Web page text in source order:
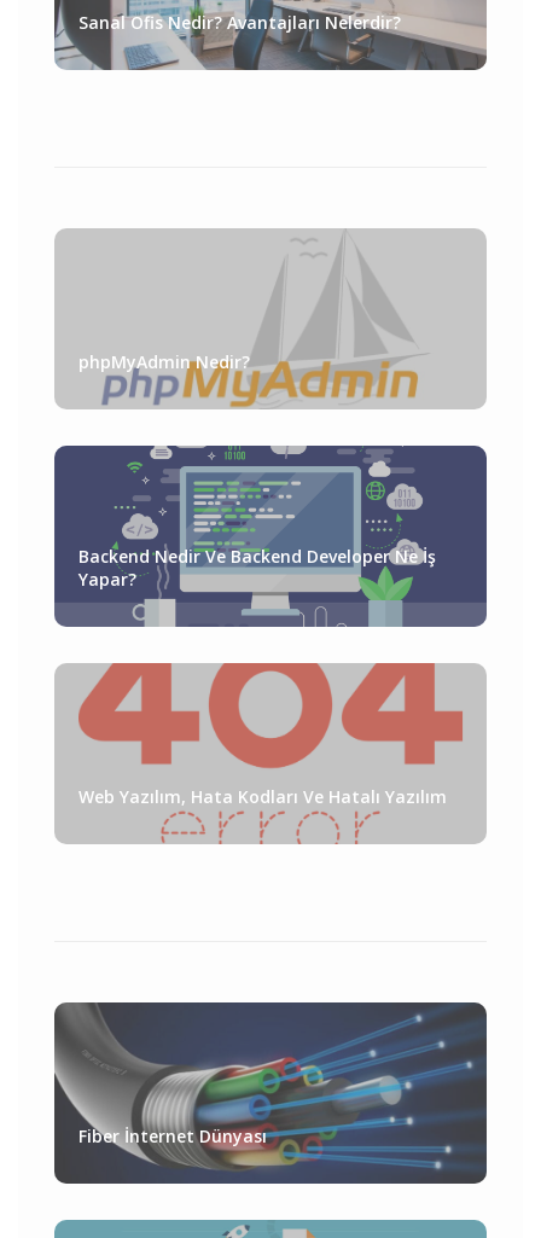
Sanal Ofis Nedir? Avantajları Nelerdir?
phpMyAdmin Nedir?
Backend Nedir Ve Backend Developer Ne İş
Yapar?
Web Yazılım, Hata Kodları Ve Hatalı Yazılım
Fiber İnternet Dünyası